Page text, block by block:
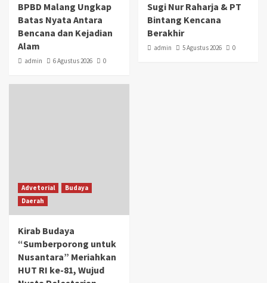
BPBD Malang Ungkap
Batas Nyata Antara
Bencana dan Kejadian
Alam
admin 6 Agustus 2026 0
Sugi Nur Raharja & PT
Bintang Kencana
Berakhir
admin 5 Agustus 2026 0
Advetorial
Budaya
Daerah
Kirab Budaya
“Sumberporong untuk
Nusantara” Meriahkan
HUT RI ke-81, Wujud